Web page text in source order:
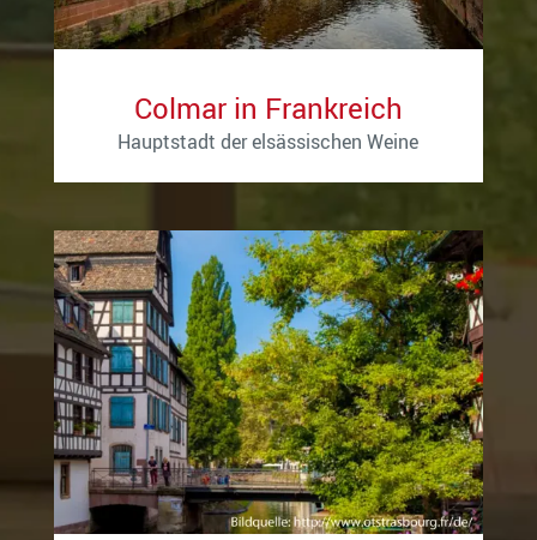
Colmar in Frankreich
Hauptstadt der elsässischen Weine